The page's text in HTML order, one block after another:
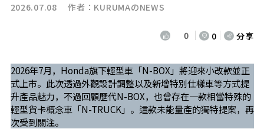
2026.07.08 作者： KURUMAのNEWS
0 0 分享
2026年7月，Honda旗下輕型車「N-BOX」將迎來小改款並正
式上市。此次透過外觀設計調整以及新增特別仕樣車等方式提
升產品魅力，不過回顧歷代N-BOX，也曾存在一款相當特殊的
輕型貨卡概念車「N-TRUCK」。這款未能量產的獨特提案，再
次受到關注。